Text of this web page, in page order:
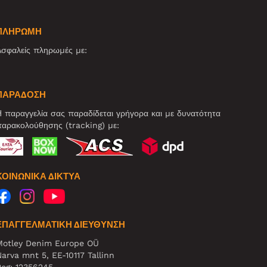
πληρωμές με:
παραγγελία σας παραδίδεται γρήγορα και με δυνατότητα
(tracking) με:
ΔΊΚΤΥΑ
ΔΙΕΥΘΥΝΣΗ
Denim Europe OÜ
mnt 5, EE-10117 Tallinn